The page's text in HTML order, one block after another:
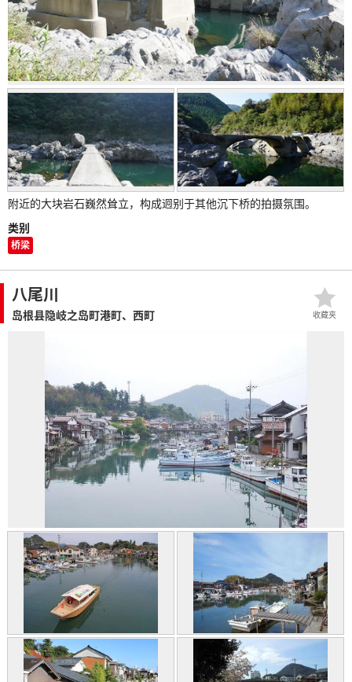
附近的大块岩石巍然耸立，构成迥别于其他沉下桥的拍摄氛围。
类别
桥梁
八尾川
岛根县隐岐之岛町港町、西町 收藏夹